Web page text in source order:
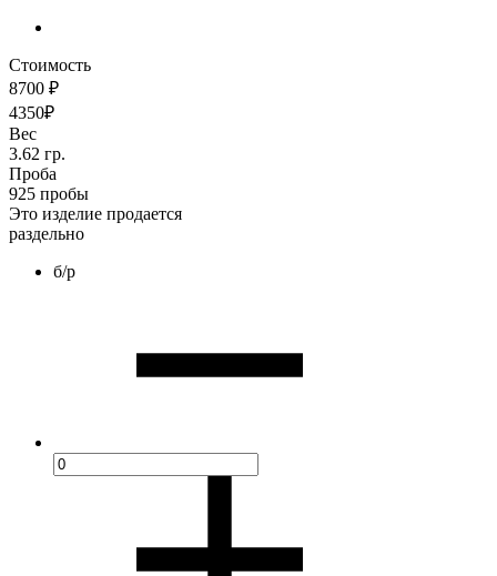
Стоимость
8700 ₽
4350₽
Вес
3.62 гр.
Проба
925 пробы
Это изделие продается
раздельно
б/р